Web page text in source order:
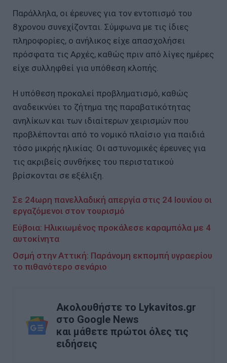
Παράλληλα, οι έρευνες για τον εντοπισμό του
8χρονου συνεχίζονται. Σύμφωνα με τις ίδιες
πληροφορίες, ο ανήλικος είχε απασχολήσει
πρόσφατα τις Αρχές, καθώς πριν από λίγες ημέρες
είχε συλληφθεί για υπόθεση κλοπής.
Η υπόθεση προκαλεί προβληματισμό, καθώς
αναδεικνύει το ζήτημα της παραβατικότητας
ανηλίκων και των ιδιαίτερων χειρισμών που
προβλέπονται από το νομικό πλαίσιο για παιδιά
τόσο μικρής ηλικίας. Οι αστυνομικές έρευνες για
τις ακριβείς συνθήκες του περιστατικού
βρίσκονται σε εξέλιξη.
Σε 24ωρη πανελλαδική απεργία στις 24 Ιουνίου οι
εργαζόμενοι στον τουρισμό
Εύβοια: Ηλικιωμένος προκάλεσε καραμπόλα με 4
αυτοκίνητα
Οσμή στην Αττική: Παράνομη εκπομπή υγραερίου
το πιθανότερο σενάριο
Ακολουθήστε το Lykavitos.gr
στο Google News
και μάθετε πρώτοι όλες τις
ειδήσεις